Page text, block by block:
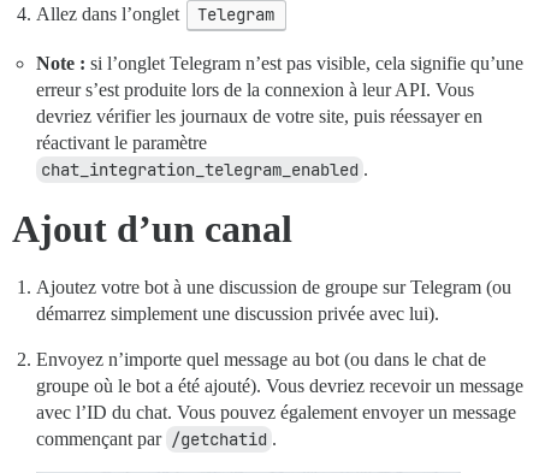
Allez dans l’onglet Telegram
Note : si l’onglet Telegram n’est pas visible, cela signifie qu’une
erreur s’est produite lors de la connexion à leur API. Vous
devriez vérifier les journaux de votre site, puis réessayer en
réactivant le paramètre
chat_integration_telegram_enabled .
Ajout d’un canal
Ajoutez votre bot à une discussion de groupe sur Telegram (ou
démarrez simplement une discussion privée avec lui).
Envoyez n’importe quel message au bot (ou dans le chat de
groupe où le bot a été ajouté). Vous devriez recevoir un message
avec l’ID du chat. Vous pouvez également envoyer un message
commençant par /getchatid .